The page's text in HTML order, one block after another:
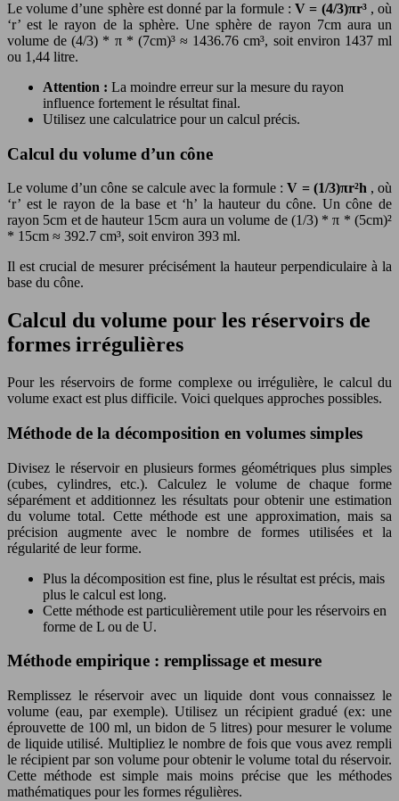
Le volume d’une sphère est donné par la formule :V = (4/3)πr³ , où
‘r’ est le rayon de la sphère. Une sphère de rayon 7cm aura un
volume de (4/3) * π * (7cm)³ ≈ 1436.76 cm³, soit environ 1437 ml
ou 1,44 litre.
Attention : La moindre erreur sur la mesure du rayon
influence fortement le résultat final.
Utilisez une calculatrice pour un calcul précis.
Calcul du volume d’un cône
Le volume d’un cône se calcule avec la formule :V = (1/3)πr²h , où
‘r’ est le rayon de la base et ‘h’ la hauteur du cône. Un cône de
rayon 5cm et de hauteur 15cm aura un volume de (1/3) * π * (5cm)²
* 15cm ≈ 392.7 cm³, soit environ 393 ml.
Il est crucial de mesurer précisément la hauteur perpendiculaire à la
base du cône.
Calcul du volume pour les réservoirs de
formes irrégulières
Pour les réservoirs de forme complexe ou irrégulière, le calcul du
volume exact est plus difficile. Voici quelques approches possibles.
Méthode de la décomposition en volumes simples
Divisez le réservoir en plusieurs formes géométriques plus simples
(cubes, cylindres, etc.). Calculez le volume de chaque forme
séparément et additionnez les résultats pour obtenir une estimation
du volume total. Cette méthode est une approximation, mais sa
précision augmente avec le nombre de formes utilisées et la
régularité de leur forme.
Plus la décomposition est fine, plus le résultat est précis, mais
plus le calcul est long.
Cette méthode est particulièrement utile pour les réservoirs en
forme de L ou de U.
Méthode empirique : remplissage et mesure
Remplissez le réservoir avec un liquide dont vous connaissez le
volume (eau, par exemple). Utilisez un récipient gradué (ex: une
éprouvette de 100 ml, un bidon de 5 litres) pour mesurer le volume
de liquide utilisé. Multipliez le nombre de fois que vous avez rempli
le récipient par son volume pour obtenir le volume total du réservoir.
Cette méthode est simple mais moins précise que les méthodes
mathématiques pour les formes régulières.